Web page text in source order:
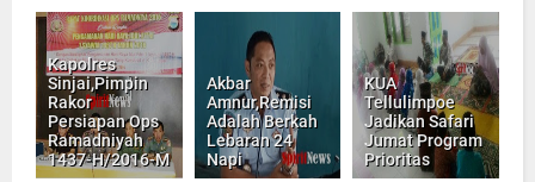
Kapolres
Sinjai,Pimpin
Rakor
Persiapan Ops
Ramadniyah
1437-H/2016-M
Akbar
Amnur,Remisi
Adalah Berkah
Lebaran 24
Napi
KUA
Tellulimpoe
Jadikan Safari
Jumat Program
Prioritas